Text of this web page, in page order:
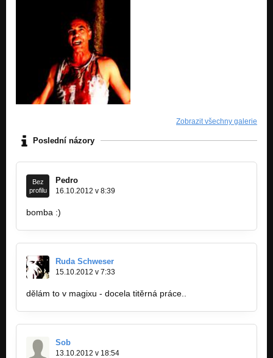
Zobrazit všechny galerie
Poslední názory
Bez
profilu
Pedro
16.10.2012 v 8:39
bomba :)
Ruda Schweser
15.10.2012 v 7:33
dělám to v magixu - docela titěrná práce..
Sob
13.10.2012 v 18:54